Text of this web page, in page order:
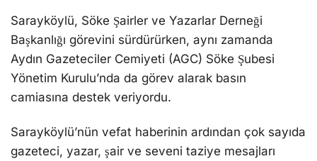
Sarayköylü, Söke Şairler ve Yazarlar Derneği
Başkanlığı görevini sürdürürken, aynı zamanda
Aydın Gazeteciler Cemiyeti (AGC) Söke Şubesi
Yönetim Kurulu’nda da görev alarak basın
camiasına destek veriyordu.
Sarayköylü’nün vefat haberinin ardından çok sayıda
gazeteci, yazar, şair ve seveni taziye mesajları